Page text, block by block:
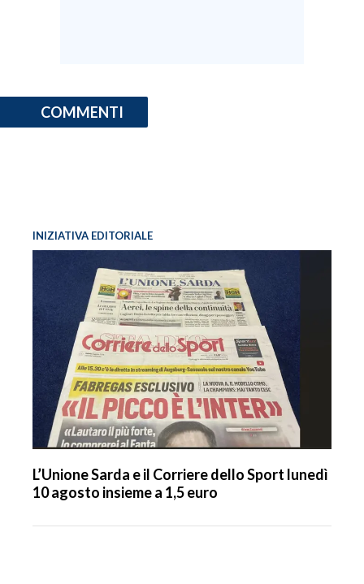
COMMENTI
INIZIATIVA EDITORIALE
L’Unione Sarda e il Corriere dello Sport lunedì
10 agosto insieme a 1,5 euro